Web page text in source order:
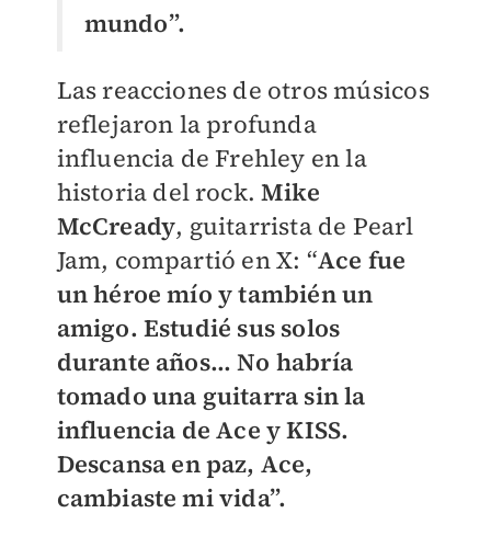
mundo”.
Las reacciones de otros músicos
reflejaron la profunda
influencia de Frehley en la
historia del rock.Mike
McCready, guitarrista de Pearl
Jam, compartió en X: “Ace fue
un héroe mío y también un
amigo. Estudié sus solos
durante años… No habría
tomado una guitarra sin la
influencia de Ace y KISS.
Descansa en paz, Ace,
cambiaste mi vida”.